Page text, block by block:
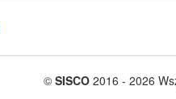
© SISCO 2016 - 2026